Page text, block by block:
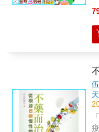
受
劑
但